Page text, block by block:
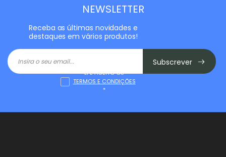
NEWSLETTER
Receba as últimas novidades e
destaques em vários produtos!
Subscrever
LI E ACEITO OS
TERMOS E CONDIÇÕES
*